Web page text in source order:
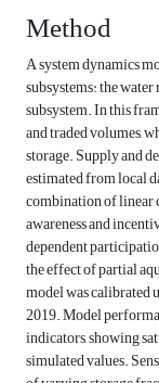
Method
A system dynamics
subsystems: the
subsystem. In this
and traded volumes,
storage. Supply and
estimated from local
combination of linear
awareness and
dependent
the effect of partial
model was calibrated
2019. Model
indicators, showing
simulated values.